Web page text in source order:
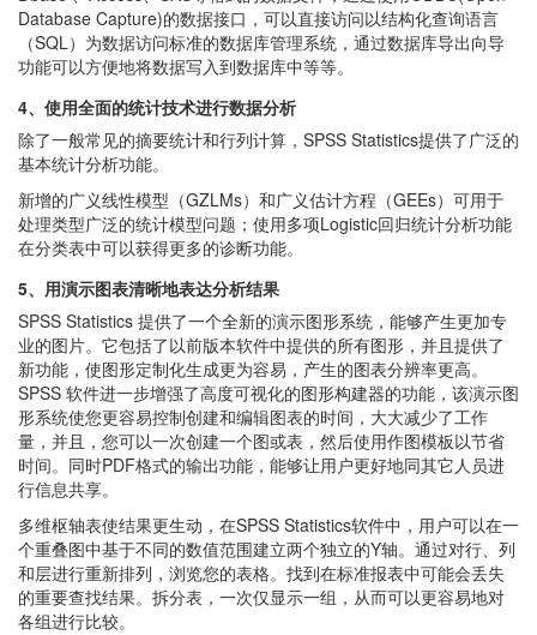
Database Capture)的数据接口，可以直接访问以结构化查询语言
（SQL）为数据访问标准的数据库管理系统，通过数据库导出向导
功能可以方便地将数据写入到数据库中等等。
4、使用全面的统计技术进行数据分析
除了一般常见的摘要统计和行列计算，SPSS Statistics提供了广泛的
基本统计分析功能。
新增的广义线性模型（GZLMs）和广义估计方程（GEEs）可用于
处理类型广泛的统计模型问题；使用多项Logistic回归统计分析功能
在分类表中可以获得更多的诊断功能。
5、用演示图表清晰地表达分析结果
SPSS Statistics 提供了一个全新的演示图形系统，能够产生更加专
业的图片。它包括了以前版本软件中提供的所有图形，并且提供了
新功能，使图形定制化生成更为容易，产生的图表分辨率更高。
SPSS 软件进一步增强了高度可视化的图形构建器的功能，该演示图
形系统使您更容易控制创建和编辑图表的时间，大大减少了工作
量，并且，您可以一次创建一个图或表，然后使用作图模板以节省
时间。同时PDF格式的输出功能，能够让用户更好地同其它人员进
行信息共享。
多维枢轴表使结果更生动，在SPSS Statistics软件中，用户可以在一
个重叠图中基于不同的数值范围建立两个独立的Y轴。通过对行、列
和层进行重新排列，浏览您的表格。找到在标准报表中可能会丢失
的重要查找结果。拆分表，一次仅显示一组，从而可以更容易地对
各组进行比较。